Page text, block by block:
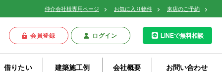
仲介会社様専用ページ お気に入り物件 来店のご予約
会員登録 ログイン LINEで無料相談
借りたい 建築施工例 会社概要 お問い合わせ